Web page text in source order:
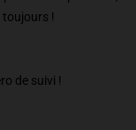
!
de suivi !